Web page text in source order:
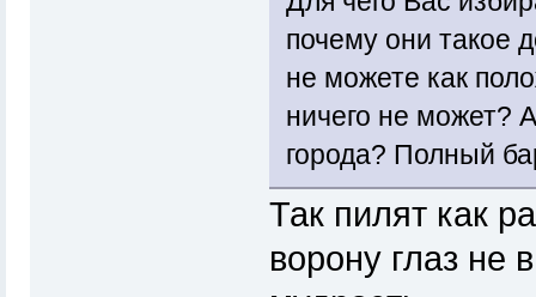
почему они такое
не можете как
ничего не может?
города? Полный
Так пилят как
ворону глаз не